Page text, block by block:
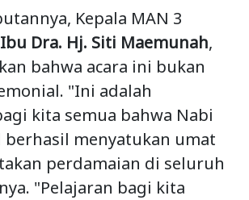
Kepala MAN 3
Ibu Dra. Hj. Siti Maemunah,
bahwa acara ini bukan
"Ini adalah
kita semua bahwa Nabi
berhasil menyatukan umat
perdamaian di seluruh
"Pelajaran bagi kita